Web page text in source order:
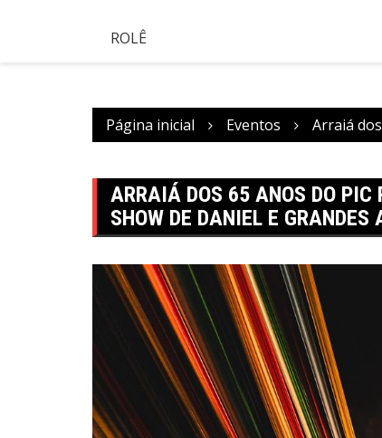
ROLÊ
Página inicial Eventos Arraiá
ARRAIÁ DOS 65 ANOS DO PIC
SHOW DE DANIEL E GRANDES